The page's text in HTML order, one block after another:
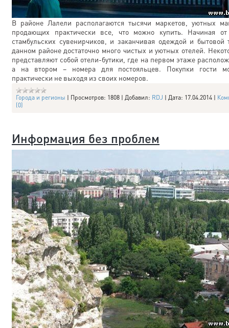
В районе Лалели располагаются тысячи маркетов, уютных
продающих практически все, что можно купить. Начиная
стамбульских сувенирчиков, и заканчивая одеждой и бытовой
данном районе достаточно много чистых и уютных отелей.
представляют собой отели-бутики, где на первом этаже
а на втором – номера для постояльцев. Покупки гости
практически не выходя из своих номеров.
Города и регионы | Просмотров: 1808 | Добавил: RDJ | Дата: 17.04.2014 |
(0)
Информация без проблем